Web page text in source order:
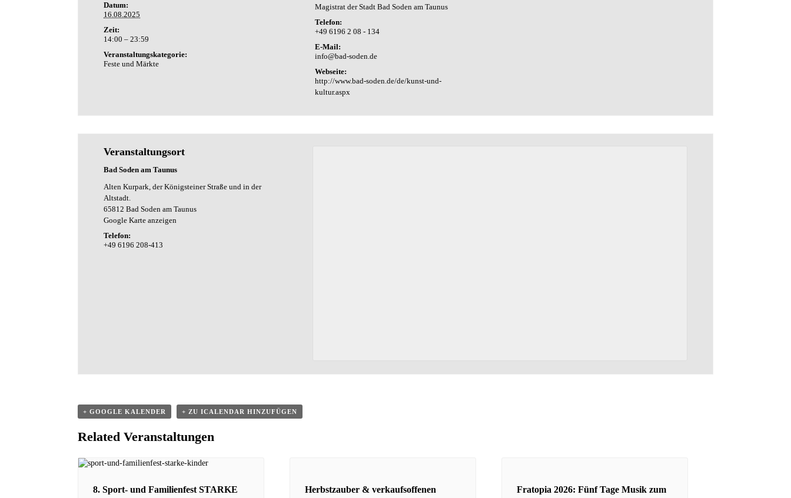
Datum:
16.08.2025
Zeit:
14:00 – 23:59
Veranstaltungskategorie:
Feste und Märkte
Magistrat der Stadt Bad Soden am Taunus
Telefon:
+49 6196 2 08 - 134
E-Mail:
info@bad-soden.de
Webseite:
http://www.bad-soden.de/de/kunst-und-
kultur.aspx
Veranstaltungsort
Bad Soden am Taunus
Alten Kurpark, der Königsteiner Straße und in der
Altstadt.
65812 Bad Soden am Taunus
Google Karte anzeigen
Telefon:
+49 6196 208-413
+ GOOGLE KALENDER + ZU ICALENDAR HINZUFÜGEN
Related Veranstaltungen
8. Sport- und Familienfest STARKE
Herbstzauber & verkaufsoffenen
Fratopia 2026: Fünf Tage Musik zum